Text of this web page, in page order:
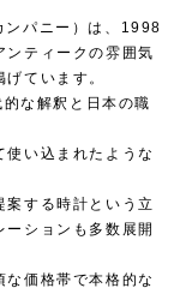
ンパニー）は、1998
ンティークの雰囲気
ています。
な解釈と日本の職
い込まれたような
する時計という立
ションも多数展開
な価格帯で本格的な